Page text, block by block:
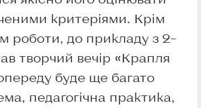
критеріями. Крім
роботи, до прикладу з 2–
творчий вечір «Крапля
буде ще багато
педагогічна практика,